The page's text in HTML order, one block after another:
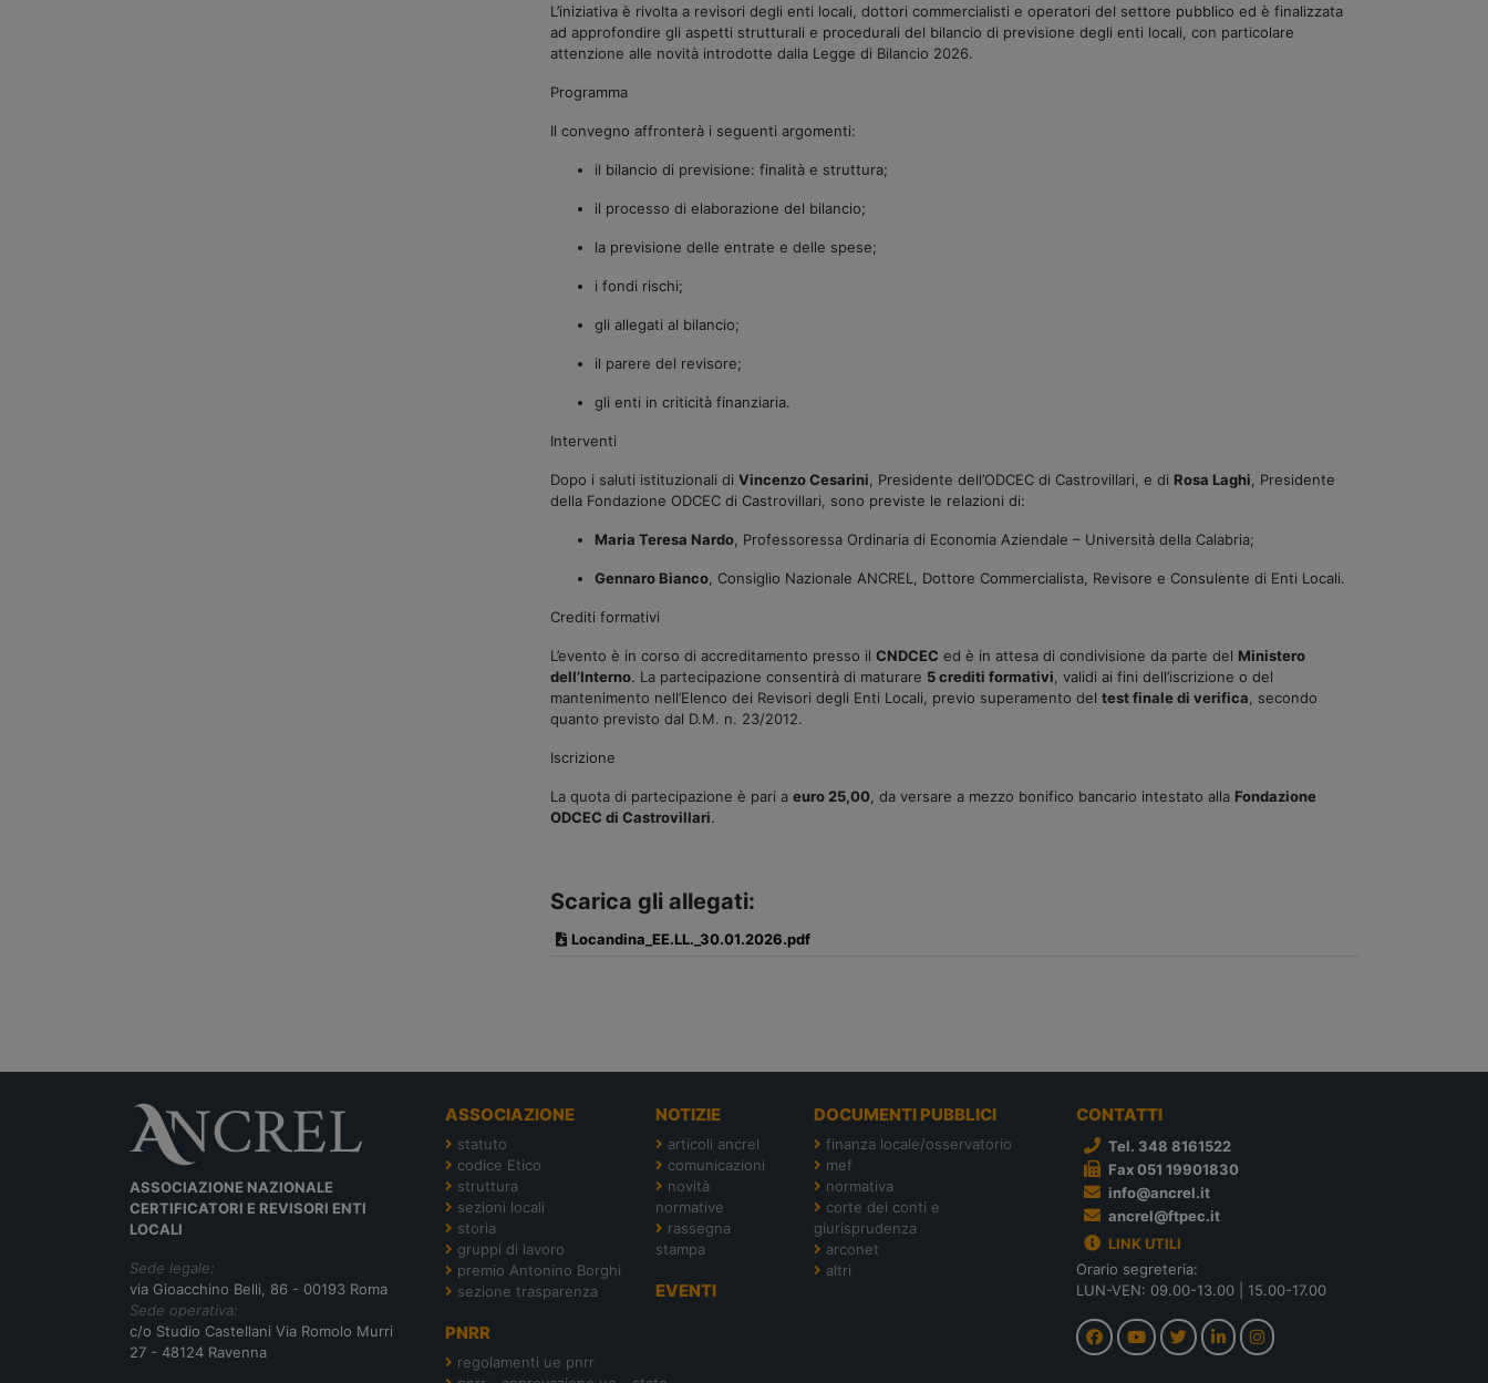
L’iniziativa è rivolta a revisori degli enti locali, dottori commercialisti e operatori del settore pubblico ed è finalizzata
ad approfondire gli aspetti strutturali e procedurali del bilancio di previsione degli enti locali, con particolare
attenzione alle novità introdotte dalla Legge di Bilancio 2026.
Programma
Il convegno affronterà i seguenti argomenti:
il bilancio di previsione: finalità e struttura;
il processo di elaborazione del bilancio;
la previsione delle entrate e delle spese;
i fondi rischi;
gli allegati al bilancio;
il parere del revisore;
gli enti in criticità finanziaria.
Interventi
Dopo i saluti istituzionali di Vincenzo Cesarini , Presidente dell’ODCEC di Castrovillari, e di Rosa Laghi , Presidente
della Fondazione ODCEC di Castrovillari, sono previste le relazioni di:
Maria Teresa Nardo , Professoressa Ordinaria di Economia Aziendale – Università della Calabria;
Gennaro Bianco , Consiglio Nazionale ANCREL, Dottore Commercialista, Revisore e Consulente di Enti Locali.
Crediti formativi
L’evento è in corso di accreditamento presso il CNDCEC ed è in attesa di condivisione da parte del Ministero
dell’Interno. La partecipazione consentirà di maturare 5 crediti formativi , validi ai fini dell’iscrizione o del
mantenimento nell’Elenco dei Revisori degli Enti Locali, previo superamento del test finale di verifica , secondo
quanto previsto dal D.M. n. 23/2012.
Iscrizione
La quota di partecipazione è pari a euro 25,00 , da versare a mezzo bonifico bancario intestato alla Fondazione
ODCEC di Castrovillari.
Scarica gli allegati:
Locandina_EE.LL._30.01.2026.pdf
ASSOCIAZIONE NAZIONALE
CERTIFICATORI E REVISORI ENTI
LOCALI
Sede legale:
via Gioacchino Belli, 86 - 00193 Roma
Sede operativa:
c/o Studio Castellani Via Romolo Murri
27 - 48124 Ravenna
ASSOCIAZIONE
statuto
codice Etico
struttura
sezioni locali
storia
gruppi di lavoro
premio Antonino Borghi
sezione trasparenza
NOTIZIE
articoli ancrel
comunicazioni
novità
normative
rassegna
stampa
EVENTI
DOCUMENTI PUBBLICI
finanza locale/osservatorio
mef
normativa
corte dei conti e
giurisprudenza
arconet
altri
PNRR
regolamenti ue pnrr
CONTATTI
Tel. 348 8161522
Fax 051 19901830
info@ancrel.it
ancrel@ftpec.it
LINK UTILI
Orario segreteria:
LUN-VEN: 09.00-13.00 | 15.00-17.00